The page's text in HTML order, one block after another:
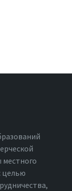
местного
целью